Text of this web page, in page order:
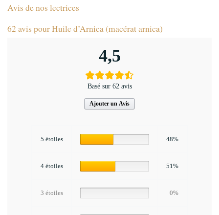
Avis de nos lectrices
62 avis pourHuile d’Arnica (macérat arnica)
4,5
Basé sur 62 avis
Ajouter un Avis
5 étoiles 48%
4 étoiles 51%
3 étoiles 0%